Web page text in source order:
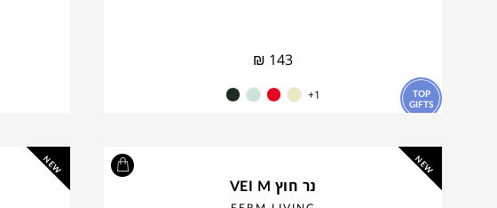
₪ 143
TOP
GIFTS
1+
NEW
נר חוץ VEI M
NEW